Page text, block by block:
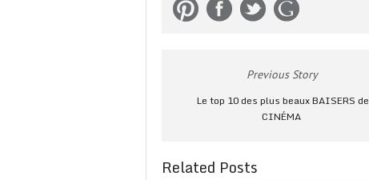
Previous Story
Le top 10 des plus beaux BAISERS de
CINÉMA
Related Posts